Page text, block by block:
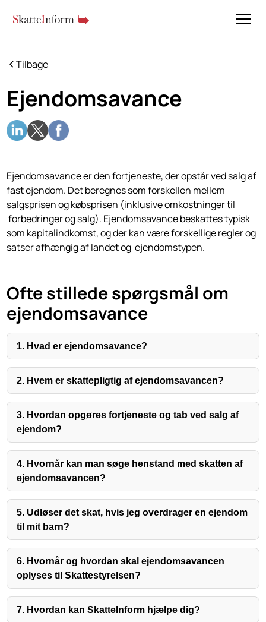
Tilbage
Ejendomsavance
Ejendomsavance er den fortjeneste, der opstår ved salg af
fast ejendom. Det beregnes som forskellen mellem
salgsprisen og købsprisen (inklusive omkostninger til
forbedringer og salg). Ejendomsavance beskattes typisk
som kapitalindkomst, og der kan være forskellige regler og
satser afhængig af landet og ejendomstypen.
Ofte stillede spørgsmål om
ejendomsavance
1. Hvad er ejendomsavance?
2. Hvem er skattepligtig af ejendomsavancen?
3. Hvordan opgøres fortjeneste og tab ved salg af
ejendom?
4. Hvornår kan man søge henstand med skatten af
ejendomsavancen?
5. Udløser det skat, hvis jeg overdrager en ejendom
til mit barn?
6. Hvornår og hvordan skal ejendomsavancen
oplyses til Skattestyrelsen?
7. Hvordan kan SkatteInform hjælpe dig?